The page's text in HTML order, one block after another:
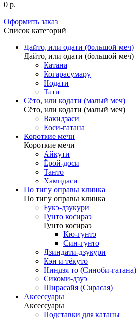
0 р.
Оформить заказ
Список категорий
Дайто, или одати (большой меч)
Дайто, или одати (большой меч)
Катана
Когарасумару
Нодати
Тати
Сёто, или кодати (малый меч)
Сёто, или кодати (малый меч)
Вакидзаси
Коси-гатана
Короткие мечи
Короткие мечи
Айкути
Ёрой-доси
Танто
Хамидаси
По типу оправы клинка
По типу оправы клинка
Букэ-дзукури
Гунто косираэ
Гунто косираэ
Кю-гунто
Син-гунто
Дзиндати-дзукури
Кэн и тёкуто
Ниндзя то (Синоби-гатана)
Сикоми-дзуэ
Ширасайя (Сирасая)
Аксессуары
Аксессуары
Подставки для катаны